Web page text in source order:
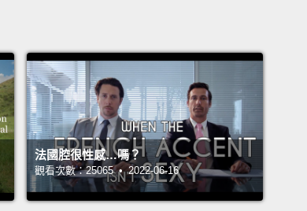
法國腔很性感…嗎？
觀看次數：25065 • 2022-06-16